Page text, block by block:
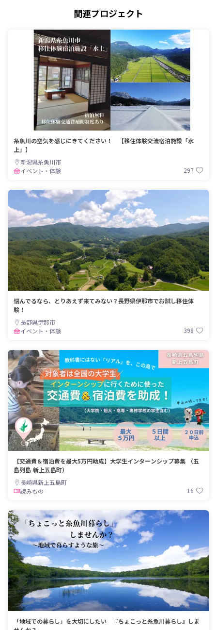
関連プロジェクト
糸魚川の空気を感じにきてください！ 【移住体験交流宿泊施設「水
上」】
新潟県糸魚川市
イベント・体験
297
悩んでるなら、とりあえず来てみない？長野県伊那市でお試し移住体
験！
長野県伊那市
イベント・体験
398
【交通費＆宿泊費を最大5万円助成】大学生インターンシップ募集 （五
島列島 新上五島町）
長崎県新上五島町
読みもの
16
「地域での暮らし」を大切にしたい 『ちょこっと糸魚川暮らし』しま